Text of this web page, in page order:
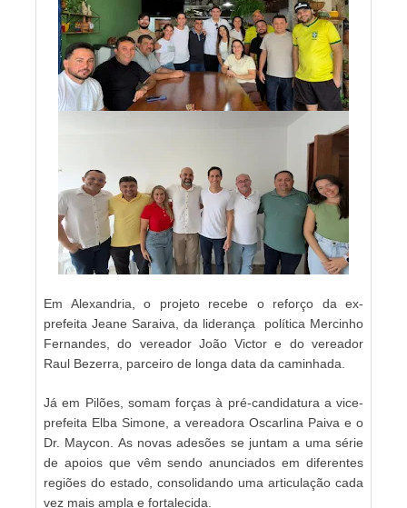
Em Alexandria, o projeto recebe o reforço da ex-
prefeita Jeane Saraiva, da liderança política Mercinho
Fernandes, do vereador João Victor e do vereador
Raul Bezerra, parceiro de longa data da caminhada.
Já em Pilões, somam forças à pré-candidatura a vice-
prefeita Elba Simone, a vereadora Oscarlina Paiva e o
Dr. Maycon. As novas adesões se juntam a uma série
de apoios que vêm sendo anunciados em diferentes
regiões do estado, consolidando uma articulação cada
vez mais ampla e fortalecida.